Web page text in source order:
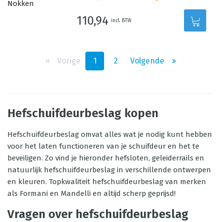
110,94 incl. BTW
‹‹ Vorige 1 2 Volgende ››
Hefschuifdeurbeslag kopen
Hefschuifdeurbeslag omvat alles wat je nodig kunt hebben
voor het laten functioneren van je schuifdeur en het te
beveiligen. Zo vind je hieronder hefsloten, geleiderrails en
natuurlijk hefschuifdeurbeslag in verschillende ontwerpen
en kleuren. Topkwaliteit hefschuifdeurbeslag van merken
als Formani en Mandelli en altijd scherp geprijsd!
Vragen over hefschuifdeurbeslag